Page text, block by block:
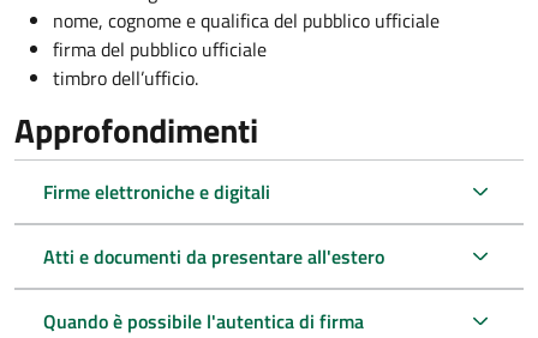
nome, cognome e qualifica del pubblico ufficiale
firma del pubblico ufficiale
timbro dell’ufficio.
Approfondimenti
Firme elettroniche e digitali
Atti e documenti da presentare all'estero
Quando è possibile l'autentica di firma